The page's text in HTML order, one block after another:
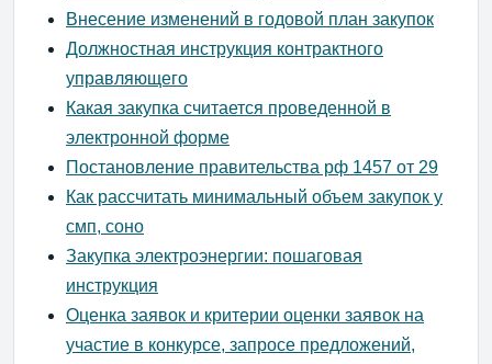
Внесение изменений в годовой план закупок
Должностная инструкция контрактного
управляющего
Какая закупка считается проведенной в
электронной форме
Постановление правительства рф 1457 от 29
Как рассчитать минимальный объем закупок у
смп, соно
Закупка электроэнергии: пошаговая
инструкция
Оценка заявок и критерии оценки заявок на
участие в конкурсе, запросе предложений,